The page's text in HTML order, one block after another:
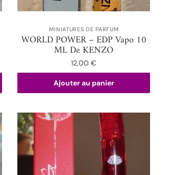
MINIATURES DE PARFUM
WORLD POWER – EDP Vapo 10
ML De KENZO
12,00€
Ajouter au panier